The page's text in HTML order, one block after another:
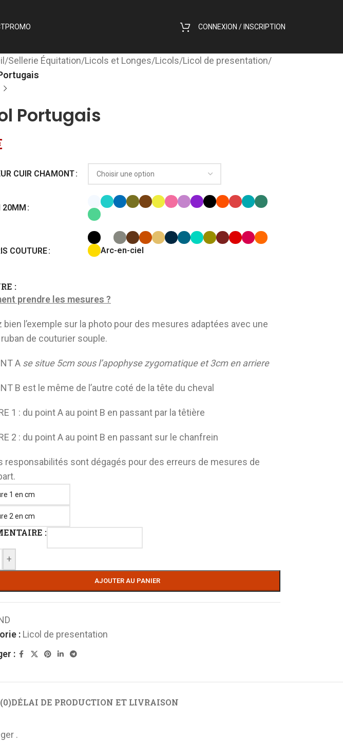
PROMO CONNEXION / INSCRIPTION
/Sellerie Équitation/Licols et Longes/Licols/Licol de presentation/
Portugais
CUIR CHAMONT
20MM
COUTURE Arc-en-ciel
:
prendre les mesures ?
bien l’exemple sur la photo pour des mesures adaptées avec une
de couturier souple.
A se situe 5cmsous l’apophyse zygomatiqueet 3cm en arriere
B est le même de l’autre coté de la tête du cheval
1 : du point A au point B en passant par la têtière
2 : du point A au point B en passant sur le chanfrein
responsabilités sont dégagés pour des erreurs de mesures de
:
+
AJOUTER AU PANIER
: Licol de presentation
:
DÉLAI DE PRODUCTION ET LIVRAISON
.